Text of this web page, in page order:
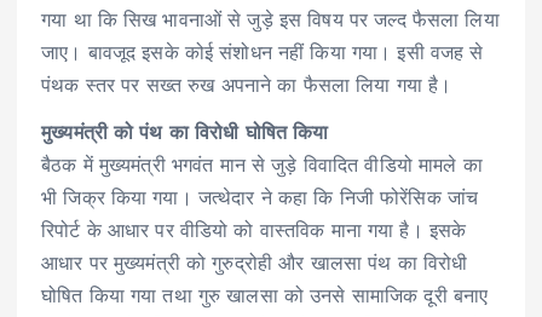
गया था कि सिख भावनाओं से जुड़े इस विषय पर जल्द फैसला लिया
जाए। बावजूद इसके कोई संशोधन नहीं किया गया। इसी वजह से
पंथक स्तर पर सख्त रुख अपनाने का फैसला लिया गया है।
मुख्यमंत्री को पंथ का विरोधी घोषित किया
बैठक में मुख्यमंत्री भगवंत मान से जुड़े विवादित वीडियो मामले का
भी जिक्र किया गया। जत्थेदार ने कहा कि निजी फोरेंसिक जांच
रिपोर्ट के आधार पर वीडियो को वास्तविक माना गया है। इसके
आधार पर मुख्यमंत्री को गुरुद्रोही और खालसा पंथ का विरोधी
घोषित किया गया तथा गुरु खालसा को उनसे सामाजिक दूरी बनाए